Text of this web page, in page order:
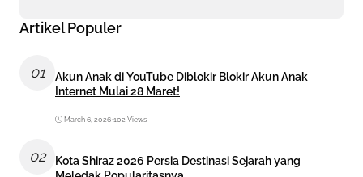
Artikel Populer
01
Akun Anak di YouTube Diblokir Blokir Akun Anak
Internet Mulai 28 Maret!
March 6, 2026•102 Views
02
Kota Shiraz 2026 Persia Destinasi Sejarah yang